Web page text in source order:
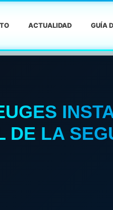
ACTUALIDAD GUÍA
DE LA